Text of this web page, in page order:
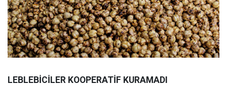
LEBLEBİCİLER KOOPERATİF KURAMADI